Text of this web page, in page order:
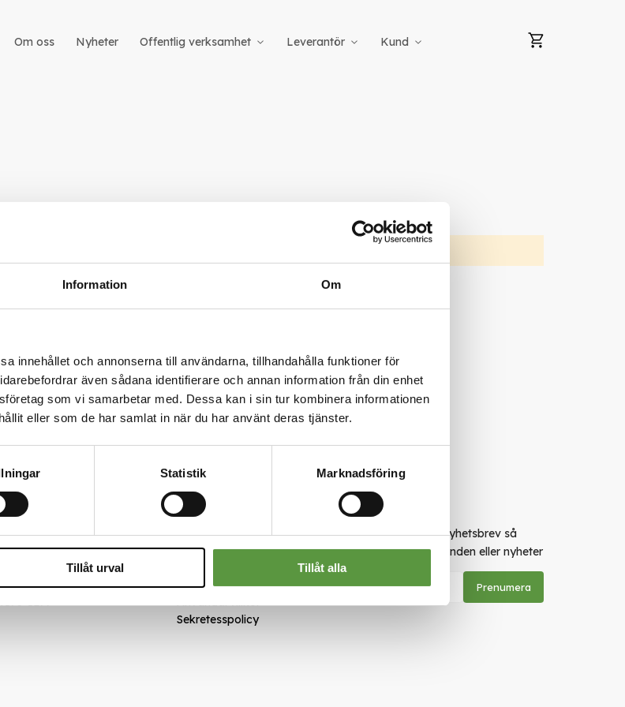
Information Om
innehållet och annonserna till användarna, tillhandahålla funktioner för
även sådana identifierare och annan information från din enhet
som vi samarbetar med. Dessa kan i sin tur kombinera informationen
eller som de har samlat in när du har använt deras tjänster.
Statistik Marknadsföring
Tillåt urval Tillåt alla
Om oss Nyheter Offentlig verksamhet Leverantör Kund Min
Nyhetsbrev
Skriv upp dig för vårt nyhetsbrev så
missar du inga erbjudanden eller nyheter
Länkar
Om oss
Nyheter
Smarta val
Användarvillkor
Sekretesspolicy
1
1277